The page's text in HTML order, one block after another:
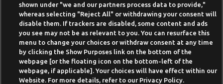
Online Casino Demo spielen
Casino Bonus ohne Einzahlung
50 Freispiele für 1 Euro
Online Casino Paypal
News-Archiv
shown under "we and our partners process data to provide,"
whereas selecting "Reject All" or withdrawing your consent will
disable them. If trackers are disabled, some content and ads
you see may not be as relevant to you. You can resurface this
menu to change your choices or withdraw consent at any time
by clicking the Show Purposes link on the bottom of the
webpage [or the floating icon on the bottom-left of the
webpage, if applicable]. Your choices will have effect within our
Website. For more details, refer to our Privacy Policy.